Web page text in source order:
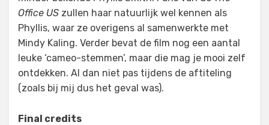
Office US zullen haar natuurlijk wel kennen als
Phyllis, waar ze overigens al samenwerkte met
Mindy Kaling. Verder bevat de film nog een aantal
leuke ‘cameo-stemmen’, maar die mag je mooi zelf
ontdekken. Al dan niet pas tijdens de aftiteling
(zoals bij mij dus het geval was).
Final credits